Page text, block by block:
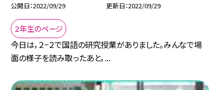
公開日 2022/09/29 更新日 2022/09/29
２年生のページ
今日は，２−２で国語の研究授業がありました。みんなで場
面の様子を読み取ったあと，...